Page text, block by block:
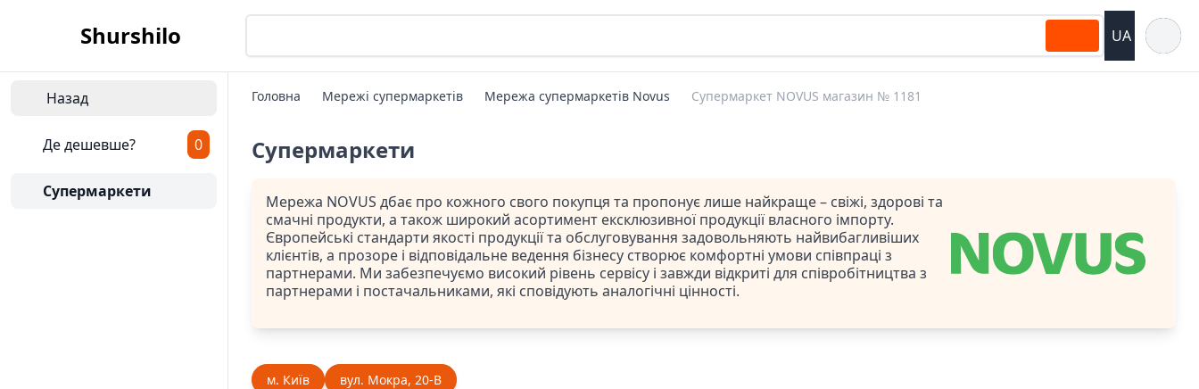
Shurshilo UA
Назад
Де дешевше? 0
Супермаркети
Головна Мережі супермаркетів Мережа супермаркетів Novus Супермаркет NOVUS магазин № 1181
Супермаркети
Мережа NOVUS дбає про кожного свого покупця та пропонує лише найкраще – свіжі, здорові та
смачні продукти, а також широкий асортимент ексклюзивної продукції власного імпорту.
Європейські стандарти якості продукції та обслуговування задовольняють найвибагливіших
клієнтів, а прозоре і відповідальне ведення бізнесу створює комфортні умови співпраці з
партнерами. Ми забезпечуємо високий рівень сервісу і завжди відкриті для співробітництва з
партнерами і постачальниками, які сповідують аналогічні цінності.
м. Київ вул. Мокра, 20-В